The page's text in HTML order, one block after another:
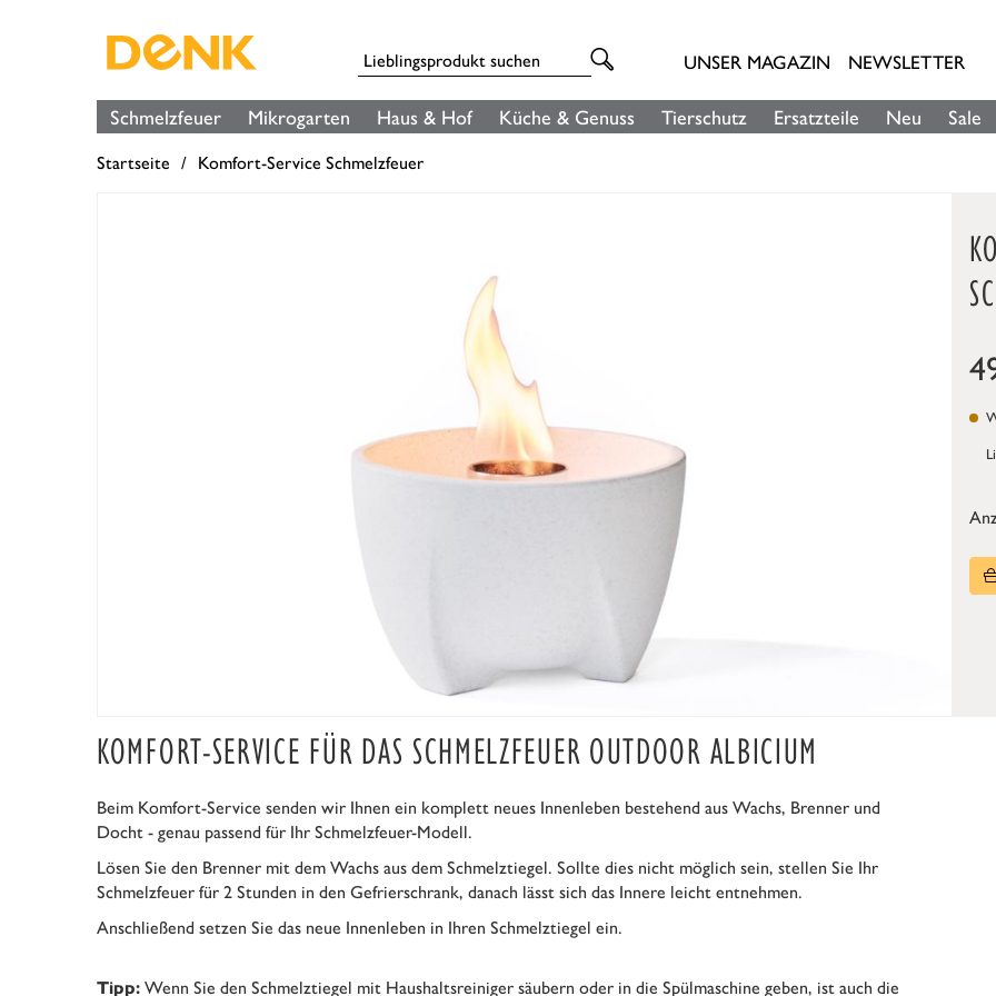
UNSER MAGAZIN NEWSLETTER
Schmelzfeuer Mikrogarten Haus & Hof Küche & Genuss Tierschutz Ersatzteile Neu Sale
Startseite Komfort-Service Schmelzfeuer
KOMFORT-SERVICE FÜR DAS SCHMELZFEUER OUTDOOR ALBICIUM
Beim Komfort-Service senden wir Ihnen ein komplett neues Innenleben bestehend aus Wachs, Brenner und
Docht - genau passend für Ihr Schmelzfeuer-Modell.
Lösen Sie den Brenner mit dem Wachs aus dem Schmelztiegel. Sollte dies nicht möglich sein, stellen Sie Ihr
Schmelzfeuer für 2 Stunden in den Gefrierschrank, danach lässt sich das Innere leicht entnehmen.
Anschließend setzen Sie das neue Innenleben in Ihren Schmelztiegel ein.
Tipp: Wenn Sie den Schmelztiegel mit Haushaltsreiniger säubern oder in die Spülmaschine geben, ist auch die